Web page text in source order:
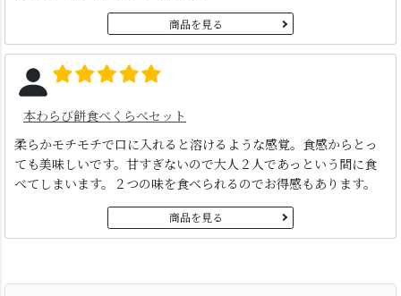
商品を見る
本わらび餅食べくらべセット
柔らかモチモチで口に入れると溶けるような感覚。食感からとっ
ても美味しいです。甘すぎないので大人２人であっという間に食
べてしまいます。２つの味を食べられるのでお得感もあります。
商品を見る